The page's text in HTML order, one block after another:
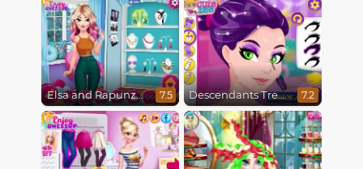
Elsa and Rapunzel Princess Rivalry 7.5 Descendants Trendsetters 7.2